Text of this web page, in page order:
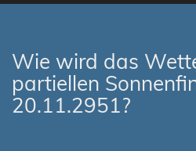
Wie wird das
partiellen
20.11.2951?